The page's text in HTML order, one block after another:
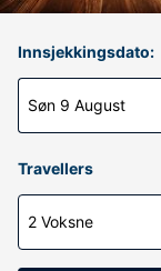
Innsjekkingsdato:
Søn 9 August
Travellers
2 Voksne